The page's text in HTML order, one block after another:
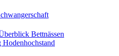
Bettnässen
Hodenhochstand